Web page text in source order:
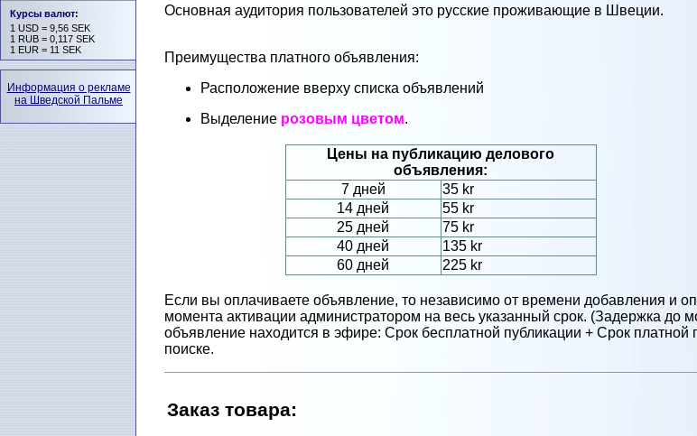
Основная аудитория пользователей это русские проживающие в Швеции.
Преимущества платного объявления:
Расположение вверху списка объявлений
Выделение розовым цветом.
Цены на публикацию делового
объявления:
7 дней
35 kr
14 дней
55 kr
25 дней
75 kr
40 дней
135 kr
60 дней
225 kr
Если вы оплачиваете объявление, то независимо от времени добавления и
момента активации администратором на весь указанный срок. (Задержка до
объявление находится в эфире: Срок бесплатной публикации + Срок платной
поиске.
Заказ товарa:
Курсы валют:
1 USD = 9,56 SEK
1 RUB = 0,117 SEK
1 EUR = 11 SEK
Информация о рекламе
на Шведской Пальме